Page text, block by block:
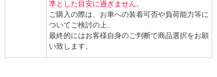
準とした目安に過ぎません。
ご購入の際は、お車への装着可否や負荷能力等に
ついてご検討の上、
最終的にはお客様自身のご判断で商品選択をお願
い致します。